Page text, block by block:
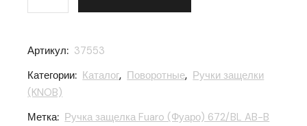
Артикул: 37553
Категории: Каталог, Поворотные, Ручки защелки
(KNOB)
Метка: Ручка защелка Fuaro (Фуаро) 672/BL AB-B